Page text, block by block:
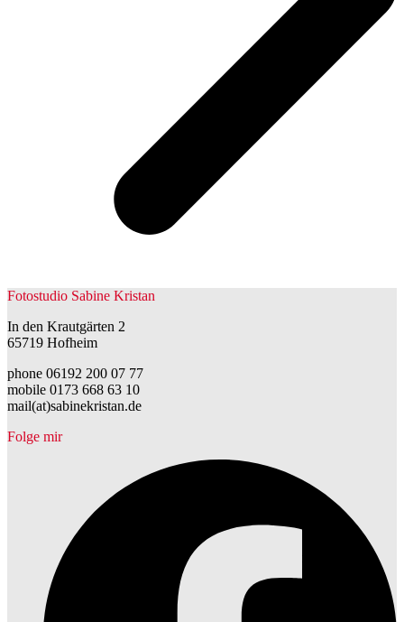
Fotostudio Sabine Kristan
In den Krautgärten 2
65719 Hofheim
phone 06192 200 07 77
mobile 0173 668 63 10
mail(at)sabinekristan.de
Folge mir